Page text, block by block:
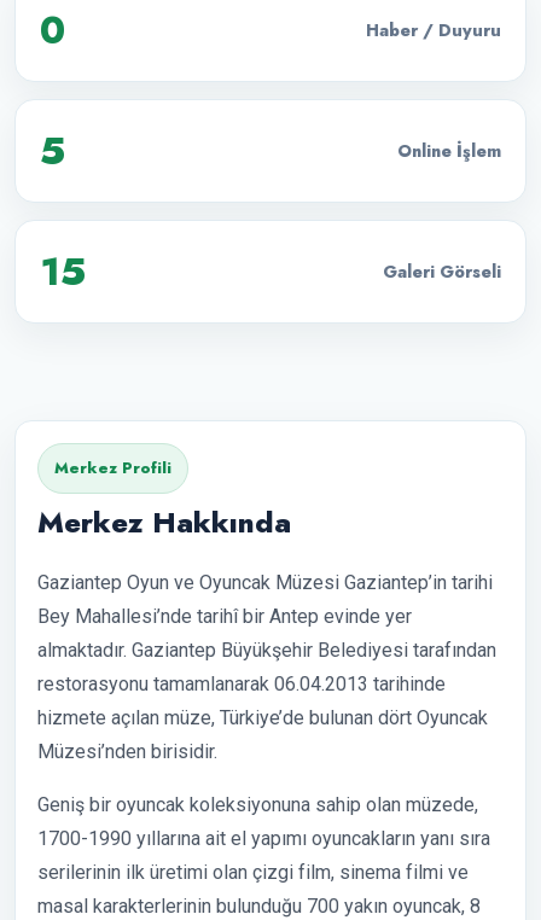
0 Haber / Duyuru
5 Online İşlem
15 Galeri Görseli
Merkez Profili
Merkez Hakkında
Gaziantep Oyun ve Oyuncak Müzesi Gaziantep’in tarihi
Bey Mahallesi’nde tarihî bir Antep evinde yer
almaktadır. Gaziantep Büyükşehir Belediyesi tarafından
restorasyonu tamamlanarak 06.04.2013 tarihinde
hizmete açılan müze, Türkiye’de bulunan dört Oyuncak
Müzesi’nden birisidir.
Geniş bir oyuncak koleksiyonuna sahip olan müzede,
1700-1990 yıllarına ait el yapımı oyuncakların yanı sıra
serilerinin ilk üretimi olan çizgi film, sinema filmi ve
masal karakterlerinin bulunduğu 700 yakın oyuncak, 8